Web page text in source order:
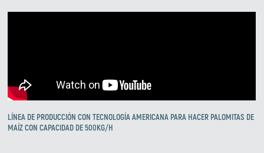
LÍNEA DE PRODUCCIÓN CON TECNOLOGÍA AMERICANA PARA HACER PALOMITAS DE
MAÍZ CON CAPACIDAD DE 500KG/H